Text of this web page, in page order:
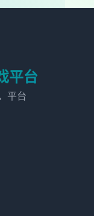
平台
平台